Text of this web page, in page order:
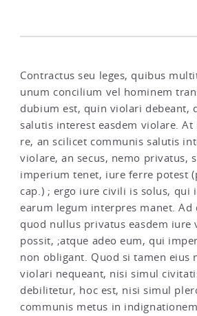
Contractus seu leges, quibus
unum concilium vel hominem
dubium est, quin violari debeant,
salutis interest easdem violare.
re, an scilicet communis salutis
violare, an secus, nemo privatus,
imperium tenet, iure ferre potest
cap.) ; ergo iure civili is solus, qui
earum legum interpres manet. Ad
quod nullus privatus easdem iure
possit, ;atque adeo eum, qui
non obligant. Quod si tamen eius
violari nequeant, nisi simul
debilitetur, hoc est, nisi simul
communis metus in